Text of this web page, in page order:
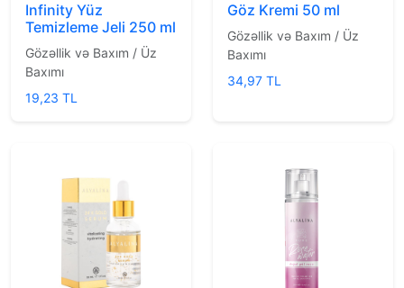
Infinity Yüz
Temizleme Jeli 250 ml
Gözəllik və Baxım / Üz
Baxımı
19,23 TL
Göz Kremi 50 ml
Gözəllik və Baxım / Üz
Baxımı
34,97 TL